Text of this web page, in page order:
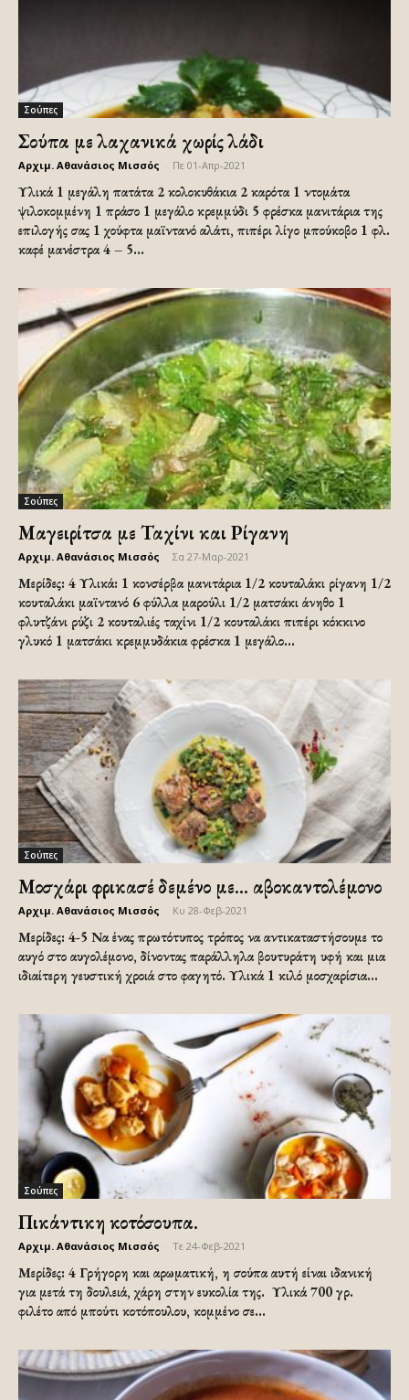
Σούπες
Σούπα με λαχανικά χωρίς λάδι
Αρχιμ. Αθανάσιος Μισσός Πε 01-Απρ-2021
Υλικά 1 μεγάλη πατάτα 2 κολοκυθάκια 2 καρότα 1 ντομάτα
ψιλοκομμένη 1 πράσο 1 μεγάλο κρεμμύδι 5 φρέσκα μανιτάρια της
επιλογής σας 1 χούφτα μαϊντανό αλάτι, πιπέρι λίγο μπούκοβο 1 φλ.
καφέ μανέστρα 4 – 5...
Σούπες
Μαγειρίτσα με Ταχίνι και Ρίγανη
Αρχιμ. Αθανάσιος Μισσός Σα 27-Μαρ-2021
Μερίδες: 4 Υλικά: 1 κονσέρβα μανιτάρια 1/2 κουταλάκι ρίγανη 1/2
κουταλάκι μαϊντανό 6 φύλλα μαρούλι 1/2 ματσάκι άνηθο 1
φλυτζάνι ρύζι 2 κουταλιές ταχίνι 1/2 κουταλάκι πιπέρι κόκκινο
γλυκό 1 ματσάκι κρεμμυδάκια φρέσκα 1 μεγάλο...
Σούπες
Μοσχάρι φρικασέ δεμένο με… αβοκαντολέμονο
Αρχιμ. Αθανάσιος Μισσός Κυ 28-Φεβ-2021
Μερίδες: 4-5 Να ένας πρωτότυπος τρόπος να αντικαταστήσουμε το
αυγό στο αυγολέμονο, δίνοντας παράλληλα βουτυράτη υφή και μια
ιδιαίτερη γευστική χροιά στο φαγητό. Υλικά 1 κιλό μοσχαρίσια...
Σούπες
Πικάντικη κοτόσουπα.
Αρχιμ. Αθανάσιος Μισσός Τε 24-Φεβ-2021
Μερίδες: 4 Γρήγορη και αρωματική, η σούπα αυτή είναι ιδανική
για μετά τη δουλειά, χάρη στην ευκολία της. Υλικά 700 γρ.
φιλέτο από μπούτι κοτόπουλου, κομμένο σε...